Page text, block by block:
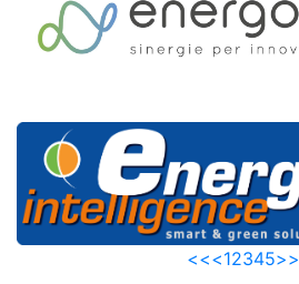
<<<12345>